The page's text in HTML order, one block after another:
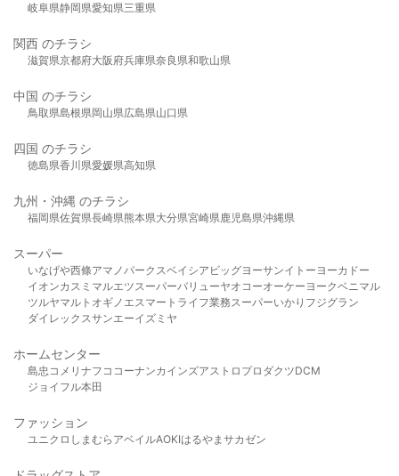
岐阜県静岡県愛知県三重県
関西 のチラシ
滋賀県京都府大阪府兵庫県奈良県和歌山県
中国 のチラシ
鳥取県島根県岡山県広島県山口県
四国 のチラシ
徳島県香川県愛媛県高知県
九州・沖縄 のチラシ
福岡県佐賀県長崎県熊本県大分県宮崎県鹿児島県沖縄県
スーパー
いなげや西條アマノパークスベイシア ビッグヨーサンイトーヨーカドー
イオンカスミ マルエツスーパーバリューヤオコーオーケー ヨークベニマル
ツルヤマルト オギノ エスマート ライフ業務スーパーいかり フジグラン
ダイレックスサンエーイズミヤ
ホームセンター
島忠 コメリ ナフコ コーナンカインズアストロプロダクツDCM
ジョイフル本田
ファッション
ユニクロ しまむら アベイルAOKIはるやま サカゼン